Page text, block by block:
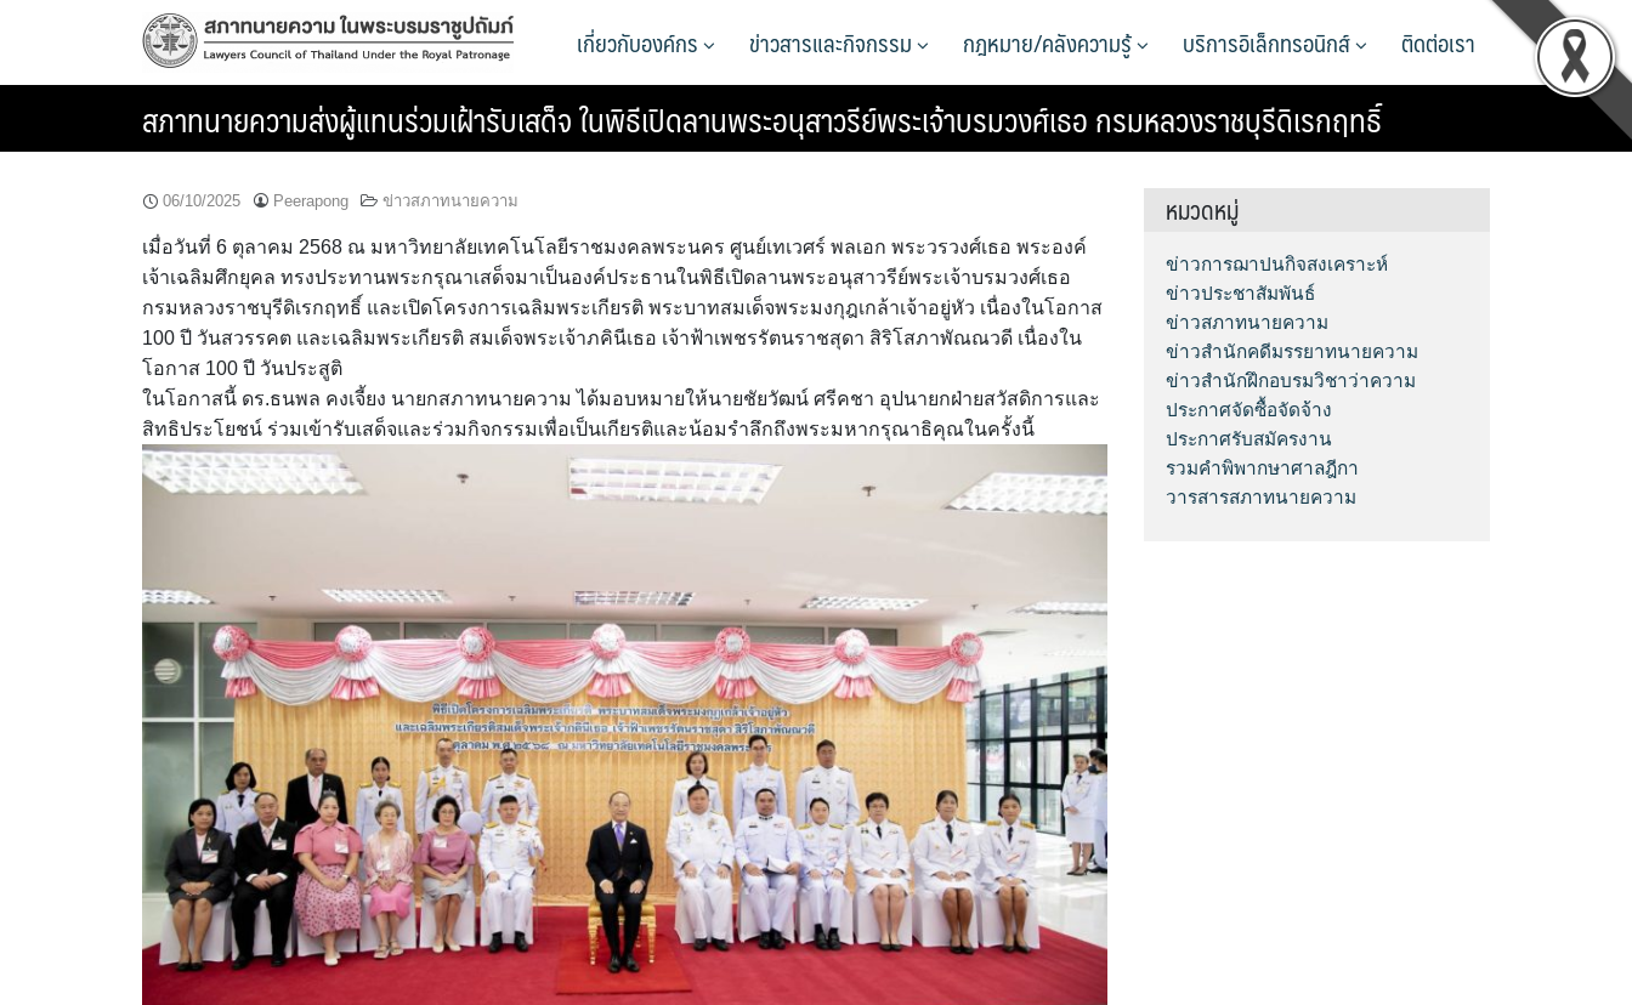
เกี่ยวกับองค์กร ข่าวสารและกิจกรรม กฎหมาย/คลังความรู้ บริการอิเล็กทรอนิกส์ ติดต่อเรา
สภาทนายความส่งผู้แทนร่วมเฝ้ารับเสด็จ ในพิธีเปิดลานพระอนุสาวรีย์พระเจ้าบรมวงศ์เธอ กรมหลวงราชบุรีดิเรกฤทธิ์
06/10/2025 Peerapong ข่าวสภาทนายความ
เมื่อวันที่ 6 ตุลาคม 2568 ณ มหาวิทยาลัยเทคโนโลยีราชมงคลพระนคร ศูนย์เทเวศร์ พลเอก พระวรวงศ์เธอ พระองค์
เจ้าเฉลิมศึกยุคล ทรงประทานพระกรุณาเสด็จมาเป็นองค์ประธานในพิธีเปิดลานพระอนุสาวรีย์พระเจ้าบรมวงศ์เธอ
กรมหลวงราชบุรีดิเรกฤทธิ์ และเปิดโครงการเฉลิมพระเกียรติ พระบาทสมเด็จพระมงกุฎเกล้าเจ้าอยู่หัว เนื่องในโอกาส
100 ปี วันสวรรคต และเฉลิมพระเกียรติ สมเด็จพระเจ้าภคินีเธอ เจ้าฟ้าเพชรรัตนราชสุดา สิริโสภาพัณณวดี เนื่องใน
โอกาส 100 ปี วันประสูติ
ในโอกาสนี้ ดร.ธนพล คงเจี้ยง นายกสภาทนายความ ได้มอบหมายให้นายชัยวัฒน์ ศรีคชา อุปนายกฝ่ายสวัสดิการและ
สิทธิประโยชน์ ร่วมเข้ารับเสด็จและร่วมกิจกรรมเพื่อเป็นเกียรติและน้อมรำลึกถึงพระมหากรุณาธิคุณในครั้งนี้
หมวดหมู่
ข่าวการฌาปนกิจสงเคราะห์
ข่าวประชาสัมพันธ์
ข่าวสภาทนายความ
ข่าวสำนักคดีมรรยาทนายความ
ข่าวสำนักฝึกอบรมวิชาว่าความ
ประกาศจัดซื้อจัดจ้าง
ประกาศรับสมัครงาน
รวมคำพิพากษาศาลฎีกา
วารสารสภาทนายความ